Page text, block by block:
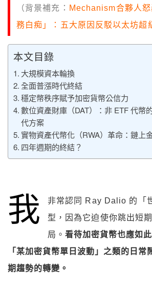
（背景補充： Mechanism合夥人
務白痴」：五大原因反駁以太坊超
本文目錄
大規模資本輪換
全面普漲時代終結
穩定幣秩序賦予加密貨幣公信力
數位資產財庫（DAT）：非 ETF 代幣
代方案
實物資產代幣化（RWA）革命：鏈上
四年週期的終結？
我
非常認同 Ray Dalio 的「
型，因為它迫使你跳出短
局。看待加密貨幣也應如
「某加密貨幣單日波動」之類的日常
期趨勢的轉變。